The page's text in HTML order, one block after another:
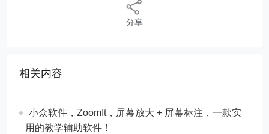
分享
相关内容
​​小众软件，ZoomIt，屏幕放大 + 屏幕标注，一款实
用的教学辅助软件！